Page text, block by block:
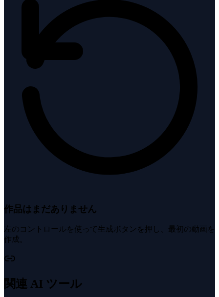
作品はまだありません
左のコントロールを使って生成ボタンを押し、最初の動画を
作成。
関連 AI ツール